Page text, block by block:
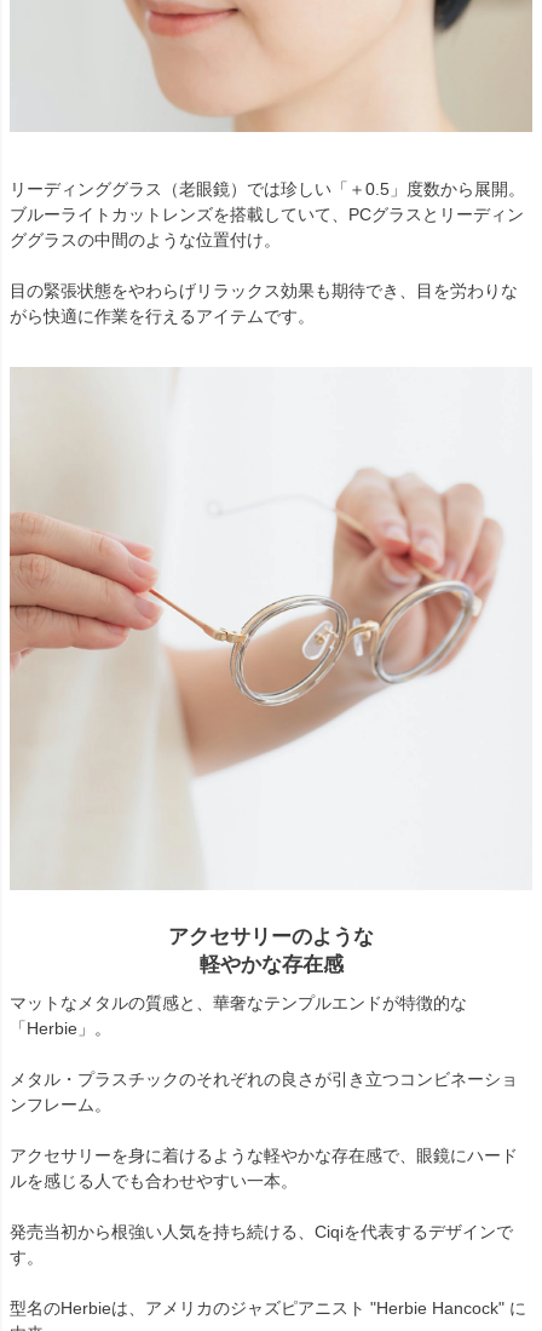
リーディンググラス（老眼鏡）では珍しい「＋0.5」度数から展開。
ブルーライトカットレンズを搭載していて、PCグラスとリーディン
ググラスの中間のような位置付け。
目の緊張状態をやわらげリラックス効果も期待でき、目を労わりな
がら快適に作業を行えるアイテムです。
アクセサリーのような
軽やかな存在感
マットなメタルの質感と、華奢なテンプルエンドが特徴的な
「Herbie」。
メタル・プラスチックのそれぞれの良さが引き立つコンビネーショ
ンフレーム。
アクセサリーを身に着けるような軽やかな存在感で、眼鏡にハード
ルを感じる人でも合わせやすい一本。
発売当初から根強い人気を持ち続ける、Ciqiを代表するデザインで
す。
型名のHerbieは、アメリカのジャズピアニスト "Herbie Hancock" に